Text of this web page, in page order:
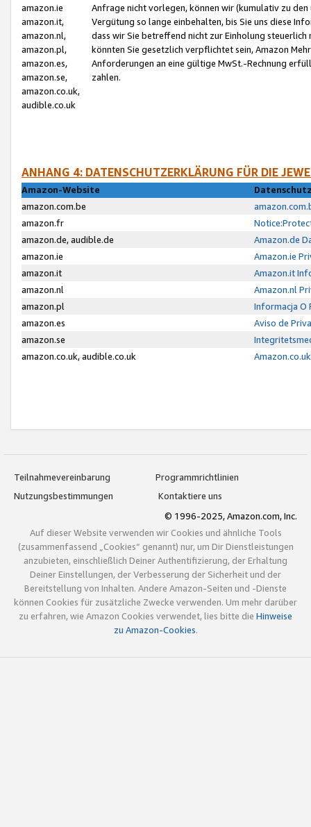
amazon.ie
amazon.it,
amazon.nl,
amazon.pl,
amazon.es,
amazon.se,
amazon.co.uk,
audible.co.uk
Anfrage nicht vorlegen, können wir (kumulativ zu
Vergütung so lange einbehalten, bis Sie uns diese
dass wir Sie betreffend nicht zur Einholung
könnten Sie gesetzlich verpflichtet sein, Amazon
Anforderungen an eine gültige MwSt.-Rechnung
zahlen.
ANHANG 4: DATENSCHUTZERKLÄRUNG FÜR DIE
Amazon-Website
amazon.com.be
amazon.fr
amazon.de, audible.de
Amazon.de
amazon.ie
Amazon.ie
amazon.it
Amazon.it
amazon.nl
Amazon.nl
amazon.pl
Informacja O
amazon.es
Aviso de
amazon.se
amazon.co.uk, audible.co.uk
Teilnahmevereinbarung
Programmrichtlinien
Nutzungsbestimmungen
Kontaktiere uns
© 1996-2025, Amazon.com, Inc.
Auf dieser Website verwenden wir Cookies und ähnliche Tools
(zusammenfassend „Cookies“ genannt) nur, um Dir Dienstleistungen
anzubieten, einschließlich Deiner Authentifizierung, der Erhaltung
Deiner Einstellungen, der Verbesserung der Sicherheit und der
Bereitstellung von Inhalten. Andere Amazon-Seiten und -Dienste
können Cookies für zusätzliche Zwecke verwenden. Um mehr darüber
zu erfahren, wie Amazon Cookies verwendet, lies bitte die Hinweise
zu Amazon-Cookies.